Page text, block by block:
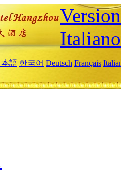
Italiano
本語 한국어 Deutsch Français